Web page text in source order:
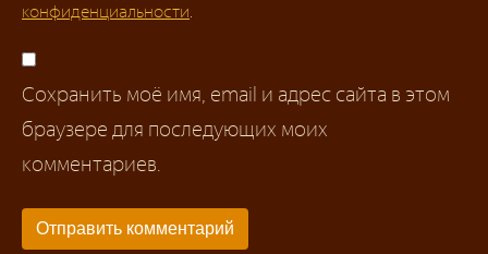
конфиденциальности.
Сохранить моё имя, email и адрес сайта в этом
браузере для последующих моих
комментариев.